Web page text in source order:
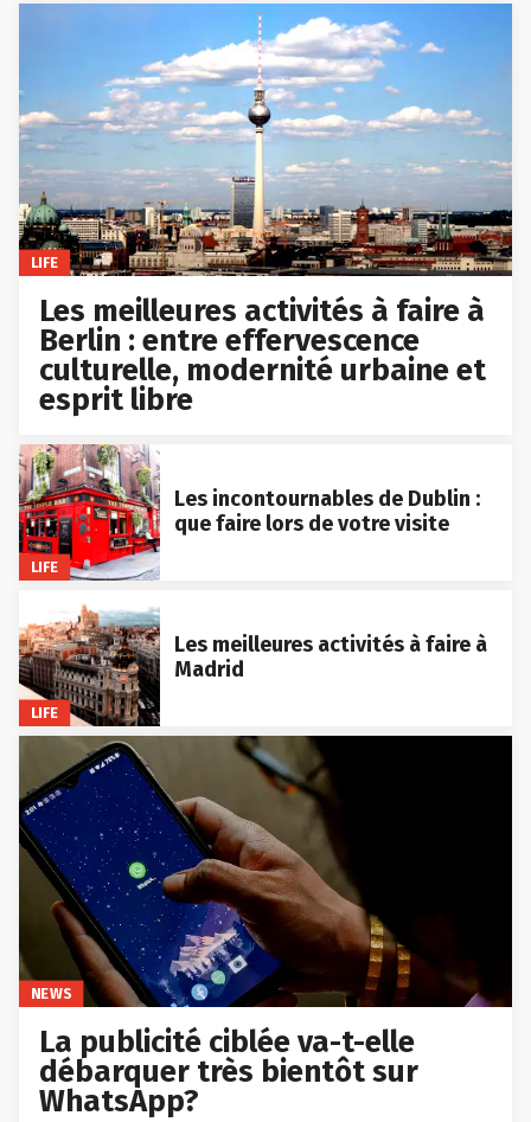
LIFE
Les meilleures activités à faire à
Berlin : entre effervescence
culturelle, modernité urbaine et
esprit libre
LIFE
Les incontournables de Dublin :
que faire lors de votre visite
LIFE
Les meilleures activités à faire à
Madrid
NEWS
La publicité ciblée va-t-elle
débarquer très bientôt sur
WhatsApp?